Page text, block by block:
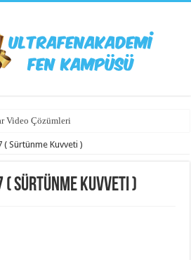
Video Çözümleri
( Sürtünme Kuvveti )
( Sürtünme Kuvveti )